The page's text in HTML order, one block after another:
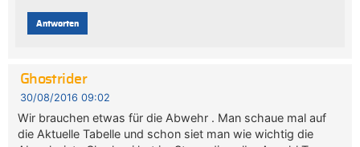
Antworten
Ghostrider
30/08/2016 09:02
Wir brauchen etwas für die Abwehr . Man schaue mal auf
die Aktuelle Tabelle und schon siet man wie wichtig die